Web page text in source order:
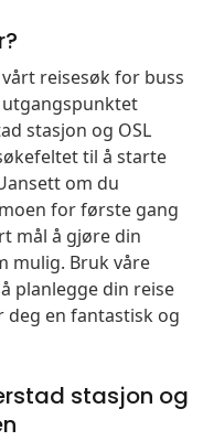
reisesøk for buss
stasjon og OSL
til å starte
om du
for første gang
mål å gjøre din
mulig. Bruk våre
planlegge din reise
deg en fantastisk og
stasjon og